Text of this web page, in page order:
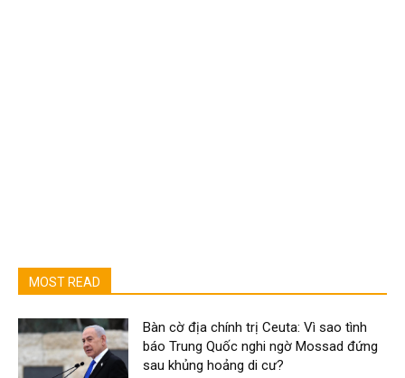
MOST READ
Bàn cờ địa chính trị Ceuta: Vì sao tình
báo Trung Quốc nghi ngờ Mossad đứng
sau khủng hoảng di cư?